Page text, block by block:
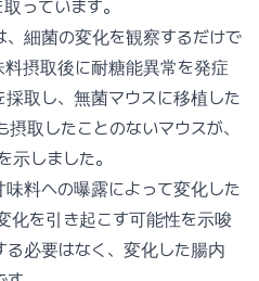
っています。
細菌の変化を観察するだけで
料摂取後に耐糖能異常を発症
取し、無菌マウスに移植した
取したことのないマウスが、
しました。
料への曝露によって変化した
化を引き起こす可能性を示唆
る必要はなく、変化した腸内